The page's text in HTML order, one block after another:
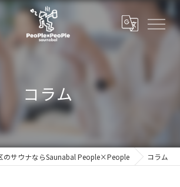
コラム
のサウナならSaunabal People×People コラム